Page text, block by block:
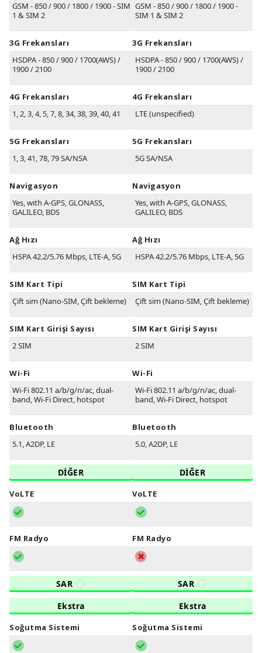
GSM - 850 / 900 / 1800 / 1900 - SIM
1 & SIM 2
3G Frekansları
HSDPA - 850 / 900 / 1700(AWS) /
1900 / 2100
4G Frekansları
1, 2, 3, 4, 5, 7, 8, 34, 38, 39, 40, 41
5G Frekansları
1, 3, 41, 78, 79 SA/NSA
Navigasyon
Yes, with A-GPS, GLONASS,
GALILEO, BDS
Ağ Hızı
HSPA 42.2/5.76 Mbps, LTE-A, 5G
SIM Kart Tipi
Çift sim (Nano-SIM, Çift bekleme)
SIM Kart Girişi Sayısı
2 SIM
Wi-Fi
Wi-Fi 802.11 a/b/g/n/ac, dual-
band, Wi-Fi Direct, hotspot
Bluetooth
5.1, A2DP, LE
DİĞER
VoLTE
FM Radyo
SAR
Ekstra
Soğutma Sistemi
GSM - 850 / 900 / 1800 / 1900 -
SIM 1 & SIM 2
3G Frekansları
HSDPA - 850 / 900 / 1700(AWS) /
1900 / 2100
4G Frekansları
LTE (unspecified)
5G Frekansları
5G SA/NSA
Navigasyon
Yes, with A-GPS, GLONASS,
GALILEO, BDS
Ağ Hızı
HSPA 42.2/5.76 Mbps, LTE-A, 5G
SIM Kart Tipi
Çift sim (Nano-SIM, Çift bekleme)
SIM Kart Girişi Sayısı
2 SIM
Wi-Fi
Wi-Fi 802.11 a/b/g/n/ac, dual-
band, Wi-Fi Direct, hotspot
Bluetooth
5.0, A2DP, LE
DİĞER
VoLTE
FM Radyo
SAR
Ekstra
Soğutma Sistemi